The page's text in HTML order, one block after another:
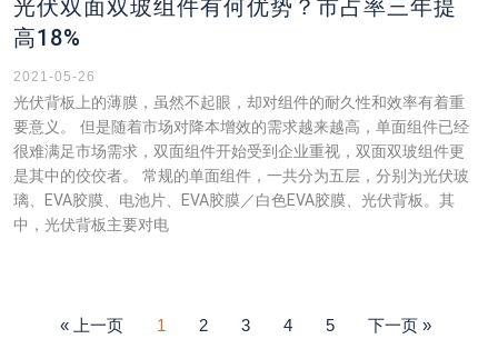
光伏双面双玻组件有何优势？市占率三年提
高18%
2021-05-26
光伏背板上的薄膜，虽然不起眼，却对组件的耐久性和效率有着重
要意义。 但是随着市场对降本增效的需求越来越高，单面组件已经
很难满足市场需求，双面组件开始受到企业重视，双面双玻组件更
是其中的佼佼者。 常规的单面组件，一共分为五层，分别为光伏玻
璃、EVA胶膜、电池片、EVA胶膜／白色EVA胶膜、光伏背板。其
中，光伏背板主要对电
« 上一页 1 2 3 4 5 下一页 »